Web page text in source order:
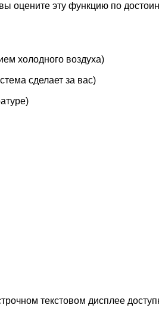
оцените эту функцию по
холодного воздуха)
сделает за вас)
текстовом дисплее